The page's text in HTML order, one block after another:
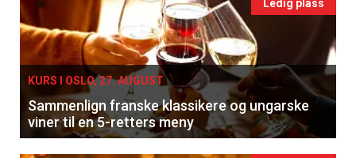
Ledig plass
KURS I OSLO, 27. AUGUST
Sammenlign franske klassikere og ungarske
viner til en 5-retters meny